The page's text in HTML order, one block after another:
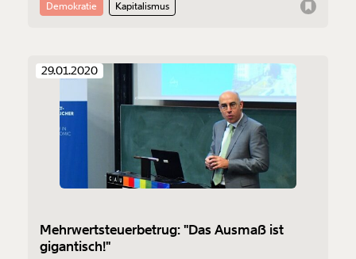
Demokratie Kapitalismus
29.01.2020
Mehrwertsteuerbetrug: "Das Ausmaß ist
gigantisch!"